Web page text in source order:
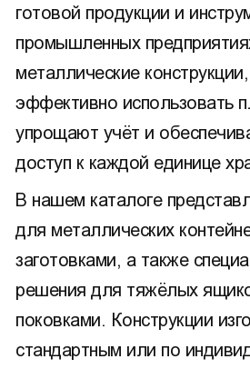
готовой продукции и
промышленных
металлические
эффективно использовать
упрощают учёт и
доступ к каждой единице
В нашем каталоге
для металлических
заготовками, а также
решения для тяжёлых
поковками. Конструкции
стандартным или по